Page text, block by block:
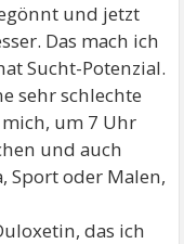
und jetzt
Das mach ich
Sucht-Potenzial.
sehr schlechte
um 7 Uhr
und auch
Sport oder Malen,
das ich